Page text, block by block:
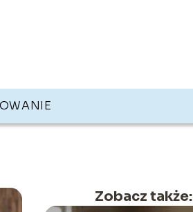
Zobacz także: